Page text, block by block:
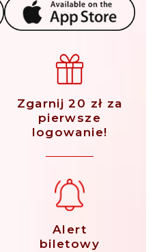
Zgarnij 20 zł za
pierwsze
logowanie!
Alert
biletowy